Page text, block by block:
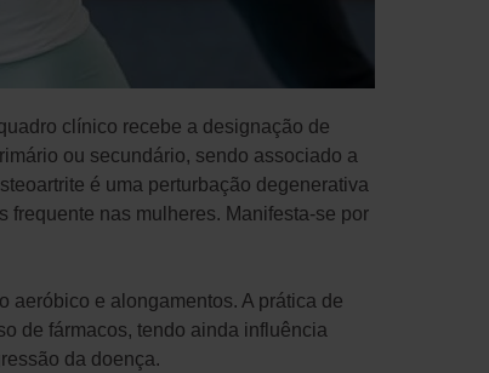
clínico recebe a designação de
ou secundário, sendo associado a
é uma perturbação degenerativa
frequente nas mulheres. Manifesta-se por
aeróbico e alongamentos. A prática de
de fármacos, tendo ainda influência
da doença.